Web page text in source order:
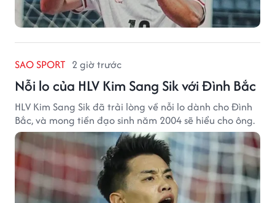
SAO SPORT 2 giờ trước
Nỗi lo của HLV Kim Sang Sik với Đình Bắc
HLV Kim Sang Sik đã trải lòng về nỗi lo dành cho Đình
Bắc, và mong tiền đạo sinh năm 2004 sẽ hiểu cho ông.